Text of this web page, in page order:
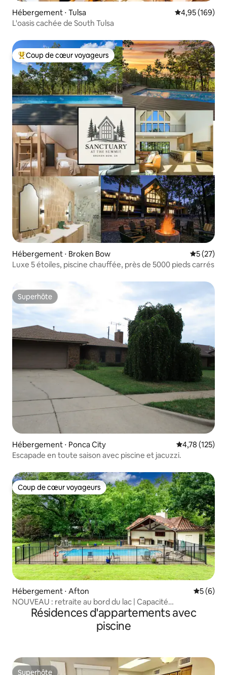
Hébergement ⋅ Tulsa Évaluation
4,95 (169)
L'oasis cachée de South Tulsa
Coups de cœur voyageurs les plus appréciés
Coup de cœur voyageurs
Hébergement ⋅ Broken Bow
5 (27)
Luxe 5 étoiles, piscine chauffée, près de 5000 pieds carrés
Superhôte
Superhôte
Hébergement ⋅ Ponca City Évaluation
4,78 (125)
Escapade en toute saison avec piscine et jacuzzi.
Coup de cœur voyageurs
Coup de cœur voyageurs
Hébergement ⋅ Afton
5 (6)
NOUVEAU : retraite au bord du lac | Capacité
d'hébergement de 12 personnes | Piscine + Foyer
Résidences d'appartements avec
piscine
Superhôte